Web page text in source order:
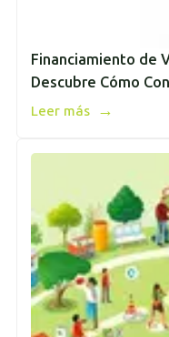
Financiamiento de
Descubre Cómo
Leer más →